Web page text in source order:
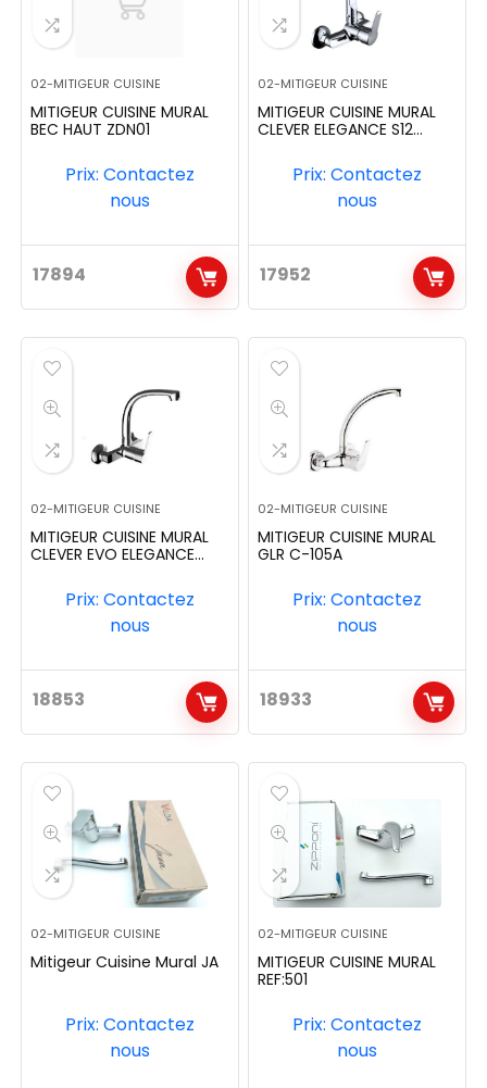
02-MITIGEUR CUISINE
MITIGEUR CUISINE MURAL
BEC HAUT ZDN01
17894
Prix: Contactez
nous
02-MITIGEUR CUISINE
MITIGEUR CUISINE MURAL
CLEVER ELEGANCE S12
17952
Prix: Contactez
nous
02-MITIGEUR CUISINE
MITIGEUR CUISINE MURAL
CLEVER EVO ELEGANCE
18853
Prix: Contactez
nous
02-MITIGEUR CUISINE
MITIGEUR CUISINE MURAL
GLR C-105A
18933
Prix: Contactez
nous
02-MITIGEUR CUISINE
Mitigeur Cuisine Mural JA
Prix: Contactez
nous
02-MITIGEUR CUISINE
MITIGEUR CUISINE MURAL
REF:501
Prix: Contactez
nous